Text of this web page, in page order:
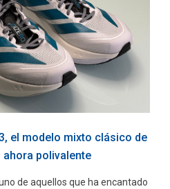
el modelo mixto clásico de
ahora polivalente
de aquellos que ha encantado